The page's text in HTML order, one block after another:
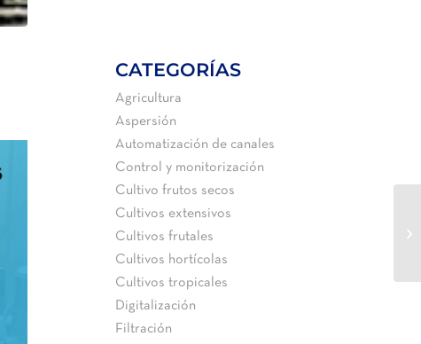
CATEGORÍAS
Agricultura
Aspersión
Automatización de canales
Control y monitorización
Cultivo frutos secos
Cultivos extensivos
Cultivos frutales
Cultivos hortícolas
Cultivos tropicales
Digitalización
Filtración